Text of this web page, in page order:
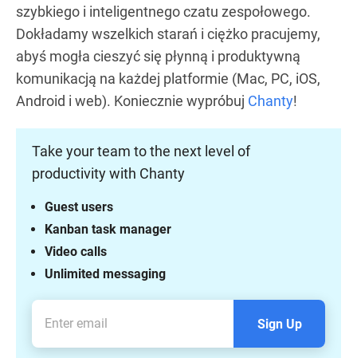
szybkiego i inteligentnego czatu zespołowego.
Dokładamy wszelkich starań i ciężko pracujemy,
abyś mogła cieszyć się płynną i produktywną
komunikacją na każdej platformie (Mac, PC, iOS,
Android i web). Koniecznie wypróbuj Chanty!
Take your team to the next level of
productivity with Chanty
Unlimited messaging
Video calls
Kanban task manager
Guest users
Sign Up